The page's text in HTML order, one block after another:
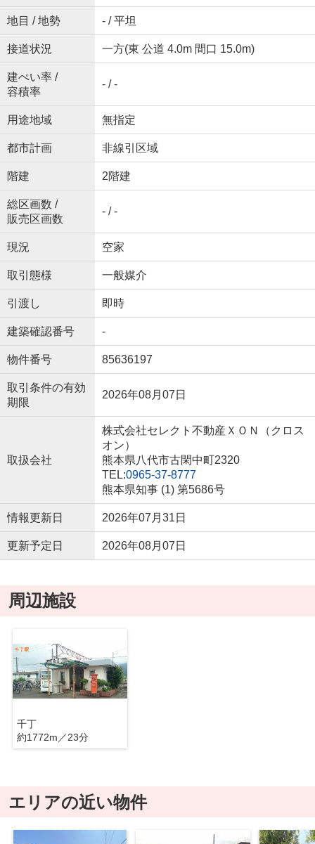
地目 / 地勢 - / 平坦
接道状況 一方(東 公道 4.0m 間口 15.0m)
建ぺい率 /
容積率
- / -
用途地域 無指定
都市計画 非線引区域
階建 2階建
総区画数 /
販売区画数
- / -
現況 空家
取引態様 一般媒介
引渡し 即時
建築確認番号 -
物件番号 85636197
取引条件の有効
期限
2026年08月07日
取扱会社
株式会社セレクト不動産ＸＯＮ（クロス
オン）
熊本県八代市古閑中町2320
TEL:0965-37-8777
熊本県知事 (1) 第5686号
情報更新日 2026年07月31日
更新予定日 2026年08月07日
周辺施設
千丁
約1772m／23分
エリアの近い物件